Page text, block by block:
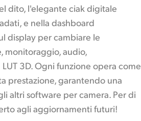
dito, l'elegante ciak digitale
e nella dashboard
display per cambiare le
monitoraggio, audio,
3D. Ogni funzione opera come
prestazione, garantendo una
altri software per camera. Per di
agli aggiornamenti futuri!